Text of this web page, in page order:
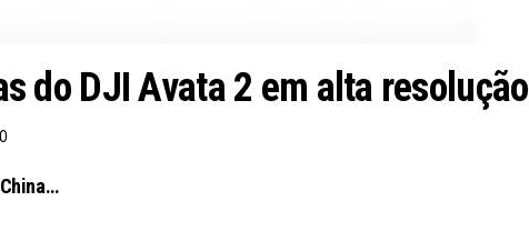
do DJI Avata 2 em alta resolução